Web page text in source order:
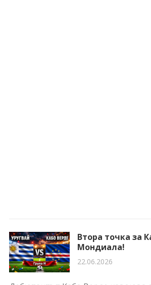
Втора точка за
Мондиала!
22.06.2026